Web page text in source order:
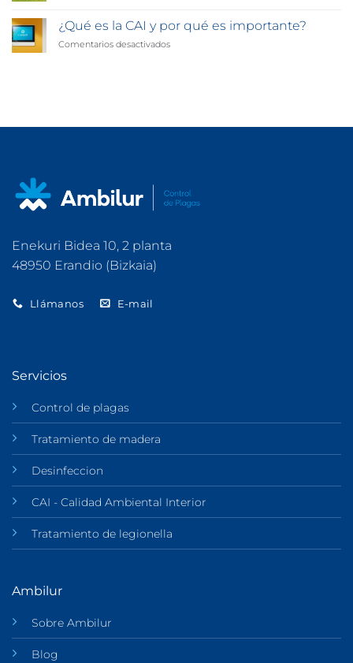
atentamente
realmente
¿Qué es la CAI y por qué es importante?
Comentarios desactivados
por
Enekuri Bidea 10, 2 planta
48950 Erandio (Bizkaia)
Llámanos E-mail
Servicios
Control de plagas
Tratamiento de madera
Desinfeccion
CAI - Calidad Ambiental Interior
Tratamiento de legionella
Ambilur
Sobre Ambilur
Blog